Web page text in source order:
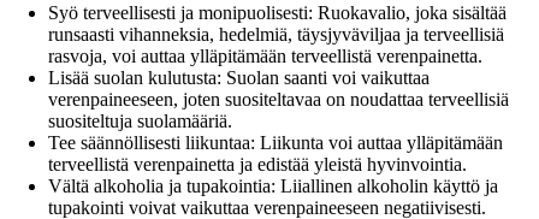
Syö terveellisesti ja monipuolisesti: Ruokavalio, joka sisältää
runsaasti vihanneksia, hedelmiä, täysjyväviljaa ja terveellisiä
rasvoja, voi auttaa ylläpitämään terveellistä verenpainetta.
Lisää suolan kulutusta: Suolan saanti voi vaikuttaa
verenpaineeseen, joten suositeltavaa on noudattaa terveellisiä
suositeltuja suolamääriä.
Tee säännöllisesti liikuntaa: Liikunta voi auttaa ylläpitämään
terveellistä verenpainetta ja edistää yleistä hyvinvointia.
Vältä alkoholia ja tupakointia: Liiallinen alkoholin käyttö ja
tupakointi voivat vaikuttaa verenpaineeseen negatiivisesti.